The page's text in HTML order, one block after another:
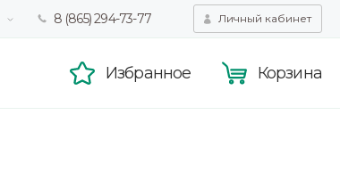
8 (865) 294-73-77 Личный кабинет
Избранное Корзина